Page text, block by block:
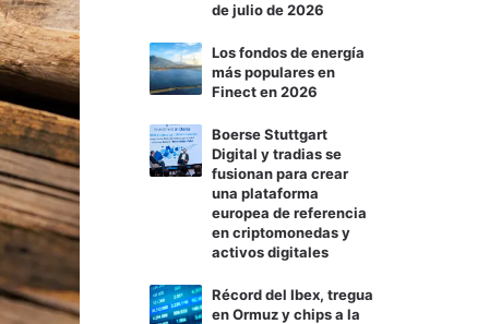
de julio de 2026
Los fondos de energía
más populares en
Finect en 2026
Boerse Stuttgart
Digital y tradias se
fusionan para crear
una plataforma
europea de referencia
en criptomonedas y
activos digitales
Récord del Ibex, tregua
en Ormuz y chips a la